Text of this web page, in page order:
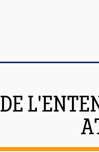
DE